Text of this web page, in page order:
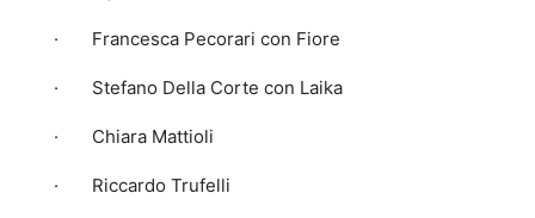
· Francesca Pecorari con Fiore
· Stefano Della Corte con Laika
· Chiara Mattioli
· Riccardo Trufelli